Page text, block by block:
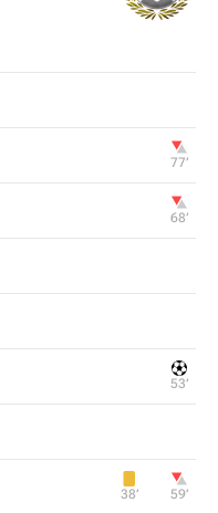
77‎’‎
68‎’‎
53‎’‎
38‎’‎ 59‎’‎